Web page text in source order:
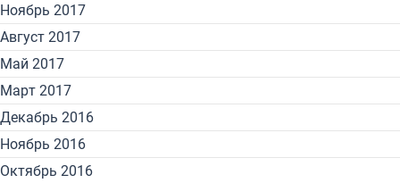
Ноябрь 2017
Август 2017
Май 2017
Март 2017
Декабрь 2016
Ноябрь 2016
Октябрь 2016